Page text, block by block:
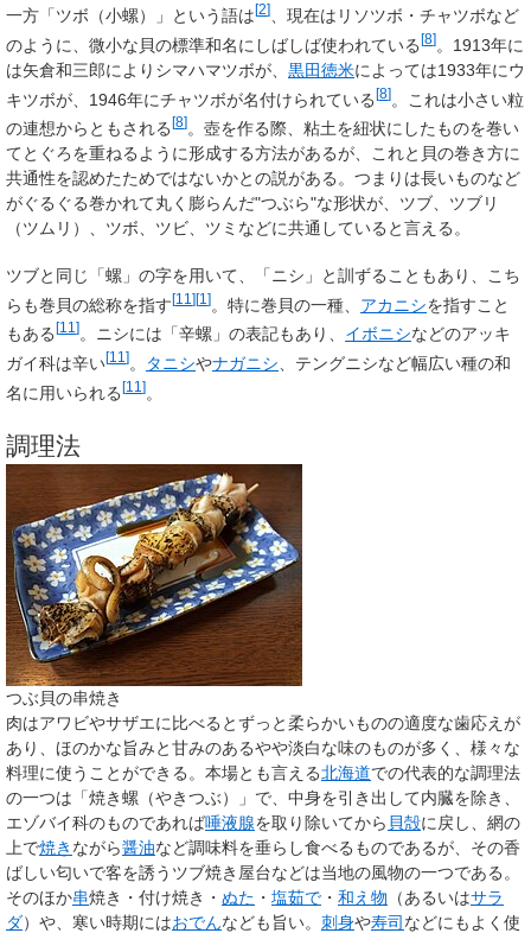
一方「ツボ（小螺）」という語は[2]
、現在はリソツボ・チャツボなど
のように、微小な貝の標準和名にしばしば使われている [8] 。1913年に
は矢倉和三郎によりシマハマツボが、 黒田徳米によっては1933年にウ
キツボが、1946年にチャツボが名付けられている[8]。これは小さい粒
の連想からともされる [8] 。壺を作る際、粘土を紐状にしたものを巻い
てとぐろを重ねるように形成する方法があるが、これと貝の巻き方に
共通性を認めたためではないかとの説がある。つまりは長いものなど
がぐるぐる巻かれて丸く膨らんだ"つぶら"な形状が、ツブ、ツブリ
（ツムリ）、ツボ、ツビ、ツミなどに共通していると言える。
ツブと同じ「螺」の字を用いて、「ニシ」と訓ずることもあり、こち
らも巻貝の総称を指す[11 ][1 ]。特に巻貝の一種、 アカニシを指すこと
もある [11 ] 。ニシには「辛螺」の表記もあり、 イボニシなどのアッキ
ガイ科は辛い[11 ]。 タニシやナガニシ 、テングニシなど幅広い種の和
名に用いられる[11 ]。
調理法
つぶ貝の串焼き
肉はアワビやサザエに比べるとずっと柔らかいものの適度な歯応えが
あり、ほのかな旨みと甘みのあるやや淡白な味のものが多く、様々な
料理に使うことができる。本場とも言える北海道での代表的な調理法
の一つは「焼き螺（やきつぶ）」で、中身を引き出して内臓を除き、
エゾバイ科のものであれば唾液腺を取り除いてから 貝殻に戻し、網の
上で焼き ながら醤油など調味料を垂らし食べるものであるが、その香
ばしい匂いで客を誘うツブ焼き屋台などは当地の風物の一つである。
そのほか串焼き・付け焼き・ ぬた ・ 塩茹で ・ 和え物 （あるいはサラ
ダ）や、寒い時期にはおでんなども旨い。 刺身や寿司 などにもよく使